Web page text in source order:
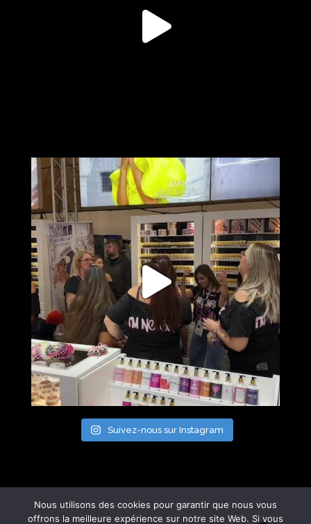
Suivez-nous sur Instagram
Nous utilisons des cookies pour garantir que nous vous
offrons la meilleure expérience sur notre site Web. Si vous